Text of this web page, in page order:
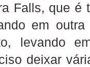
Falls, que é
em
levando
deixar